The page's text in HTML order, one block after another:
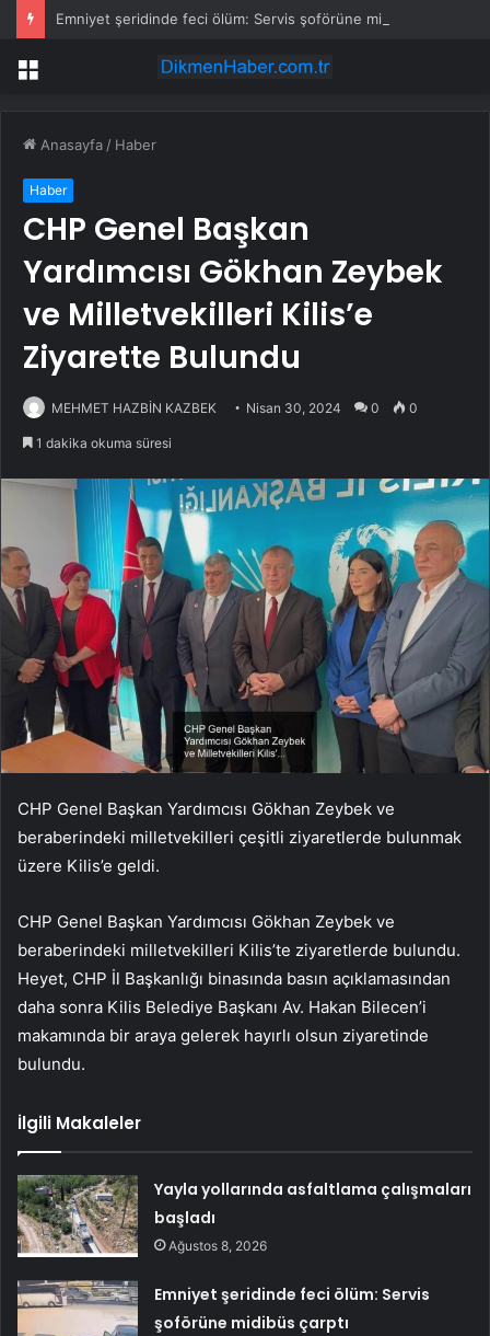
Menü
Anasayfa / Haber
Haber
CHP Genel Başkan
Yardımcısı Gökhan Zeybek
ve Milletvekilleri Kilis’e
Ziyarette Bulundu
MEHMET HAZBİN KAZBEK Nisan 30, 2024 0 0
1 dakika okuma süresi
CHP Genel Başkan Yardımcısı Gökhan Zeybek ve
beraberindeki milletvekilleri çeşitli ziyaretlerde bulunmak
üzere Kilis’e geldi.
CHP Genel Başkan Yardımcısı Gökhan Zeybek ve
beraberindeki milletvekilleri Kilis’te ziyaretlerde bulundu.
Heyet, CHP İl Başkanlığı binasında basın açıklamasından
daha sonra Kilis Belediye Başkanı Av. Hakan Bilecen’i
makamında bir araya gelerek hayırlı olsun ziyaretinde
bulundu.
İlgili Makaleler
Yayla yollarında asfaltlama çalışmaları
başladı
Ağustos 8, 2026
Emniyet şeridinde feci ölüm: Servis
şoförüne midibüs çarptı